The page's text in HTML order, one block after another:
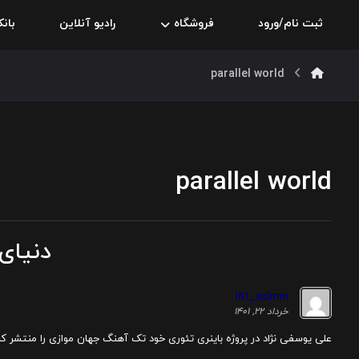
ثبت نام/ورود فروشگاه رادیو آنلاین
parallel world
parallel world
Iht_admin
خرداد ۲۲, ۱۴۰۱
علی یوسفی نژاد در پروژه باینری تئوری خود تک آهنگ جهان موازی را منتشر